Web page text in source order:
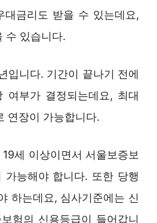
대금리도 받을 수 있는데요,
수 있습니다.
입니다. 기간이 끝나기 전에
여부가 결정되는데요, 최대
연장이 가능합니다.
세 이상이면서 서울보증보
가능해야 합니다. 또한 당행
하는데요, 심사기준에는 신
험의 신용등급이 들어갑니